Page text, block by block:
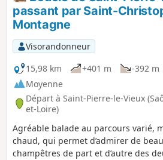
passant par Saint-
Montagne
Visorandonneur
15,98 km
+401 m -392 m
Moyenne
Départ à Saint-Pierre-le-Vieux
et-Loire)
Agréable balade au parcours varié,
chaud, qui permet d’admirer de
champêtres de part et d’autre des